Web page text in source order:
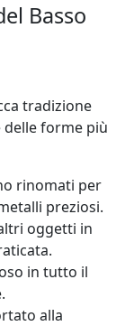
Basso
tradizione
delle forme più
rinomati per
preziosi.
oggetti in
in tutto il
alla